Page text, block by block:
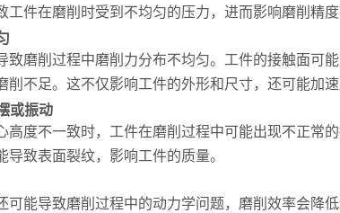
工件在磨削时受到不均匀的压力，进而影响磨削精
致磨削过程中磨削力分布不均匀。工件的接触面可
削不足。这不仅影响工件的外形和尺寸，还可能加速
或振动
高度不一致时，工件在磨削过程中可能出现不正常
导致表面裂纹，影响工件的质量。
可能导致磨削过程中的动力学问题，磨削效率会降